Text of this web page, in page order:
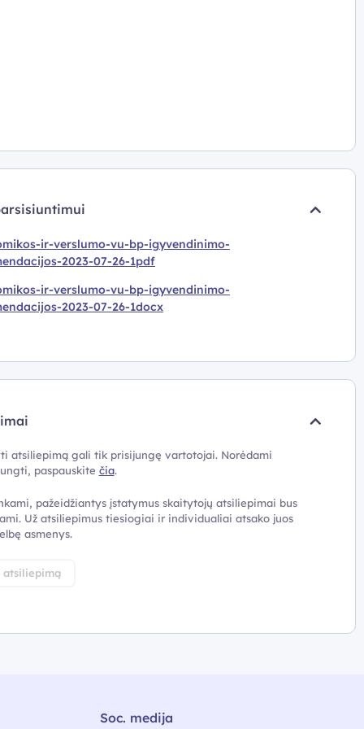
ir-verslumo-vu-bp-igyvendinimo-
2023-07-26-1pdf
ir-verslumo-vu-bp-igyvendinimo-
2023-07-26-1docx
atsiliepimą gali tik prisijungę vartotojai. Norėdami
paspauskite čia.
pažeidžiantys įstatymus skaitytojų atsiliepimai bus
Už atsiliepimus tiesiogiai ir individualiai atsako juos
asmenys.
atsiliepimą
Soc. medija